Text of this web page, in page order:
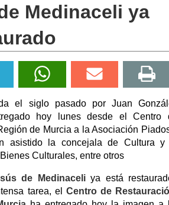
Medinaceli ya
el siglo pasado por Juan
hoy lunes desde el Centro
de Murcia a la Asociación
asistido la concejala de Cultura y
Culturales, entre otros
de Medinaceliya está
tarea, el Centro de